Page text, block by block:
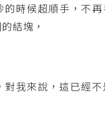
的時候超順手，不
結塊，
對我來說，這已經